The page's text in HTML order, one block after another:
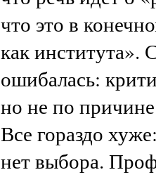
что это в
как института».
ошибалась:
но не по
Все гораздо
нет выбора.